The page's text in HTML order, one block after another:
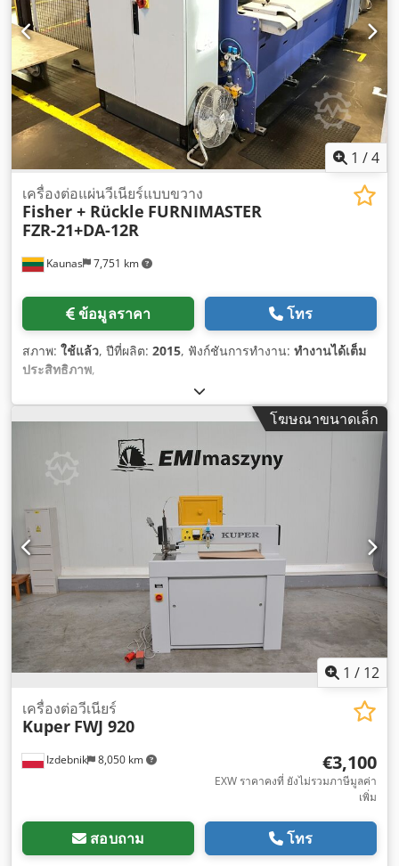
1 /4
Kaunas 7,751 km
เครื่องต่อแผ่นวีเนียร์แบบขวาง
Fisher + Rückle FURNIMASTER
FZR-21+DA-12R
ข้อมูลราคา โทร
สภาพ: ใช้แล้ว, ปีที่ผลิต: 2015, ฟังก์ชันการทำงาน: ทำงานได้เต็ม
ประสิทธิภาพ,
โฆษณาขนาดเล็ก
1 / 12
Izdebnik 8,050 km
เครื่องต่อวีเนียร์
Kuper FWJ 920
€3,100
EXW ราคาคงที่ ยังไม่รวมภาษีมูลค่า
เพิ่ม
สอบถาม โทร